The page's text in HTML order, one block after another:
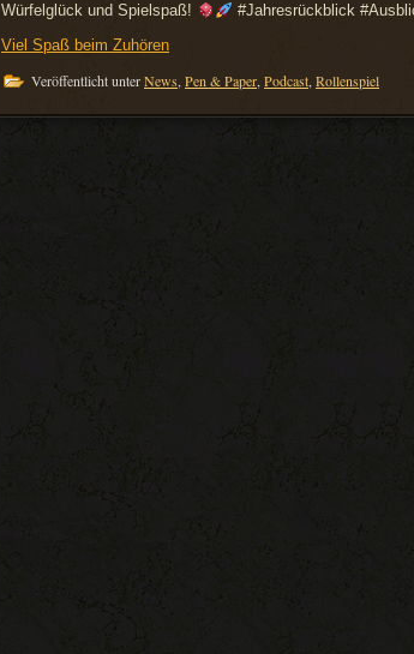
Würfelglück und Spielspaß!
#Jahresrückblick
Viel Spaß beim Zuhören
Veröffentlicht unterNews,Pen & Paper,Podcast,Rollenspiel